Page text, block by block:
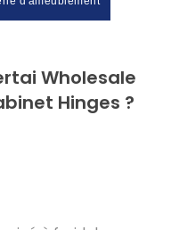
Wholesale
Hinges ?